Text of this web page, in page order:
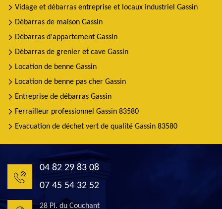
Vidage et débarras entreprise et locaux industriel Gassin
Débarras de maison Gassin
Débarras d'appartement Gassin
Débarras de grenier et cave Gassin
Location de benne Gassin
Location de benne pas cher Gassin
Entreprise de débarras Gassin
Ferrailleur professionnel Gassin 83580
Evacuation de déchet vert de qualité Gassin 83580
04 82 29 83 08
07 45 54 32 52
28 Pl. du Couchant